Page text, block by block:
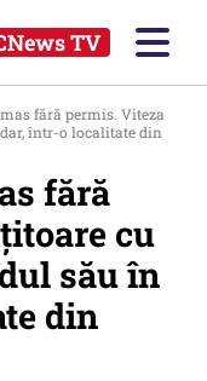
TV
fără permis. Viteza
într-o localitate din
fără
cu
său în
din